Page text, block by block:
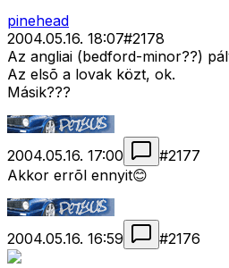
pinehead
2004.05.16. 18:07#2178
Az angliai (bedford-minor??)
Az elsõ a lovak közt, ok.
Másik???
2004.05.16. 17:00 #2177
Akkor errõl ennyit😊
2004.05.16. 16:59 #2176